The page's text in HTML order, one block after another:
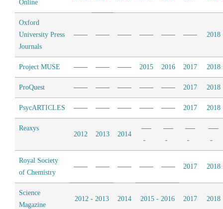
Online
Oxford
University Press
Journals
2018
Project MUSE 2015 2016 2017 2018
ProQuest 2017 2018
PsycARTICLES 2017 2018
Reaxys
2012
2013 2014
Royal Society
of Chemistry
2017 2018
Science
Magazine
2012 - 2013 2014 2015 - 2016 2017 2018